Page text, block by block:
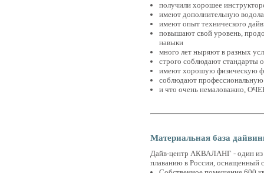
получили хорошее
имеют дополнительную
имеют опыт технического
повышают свой уровень,
навыки
много лет ныряют в разных
строго соблюдают стандарты
имеют хорошую физическую
соблюдают профессиональную
и что очень немаловажно,
Материальная база
Дайв-центр АКВАЛАНГ - один из
плаванию в России, оснащенный